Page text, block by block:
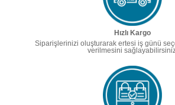
Hızlı Kargo
Siparişlerinizi oluşturarak ertesi iş günü
verilmesini